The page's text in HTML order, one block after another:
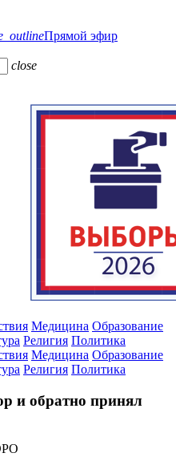
Прямой эфир
close
Медицина Образование
Религия Политика
Медицина Образование
Религия Политика
и обратно принял